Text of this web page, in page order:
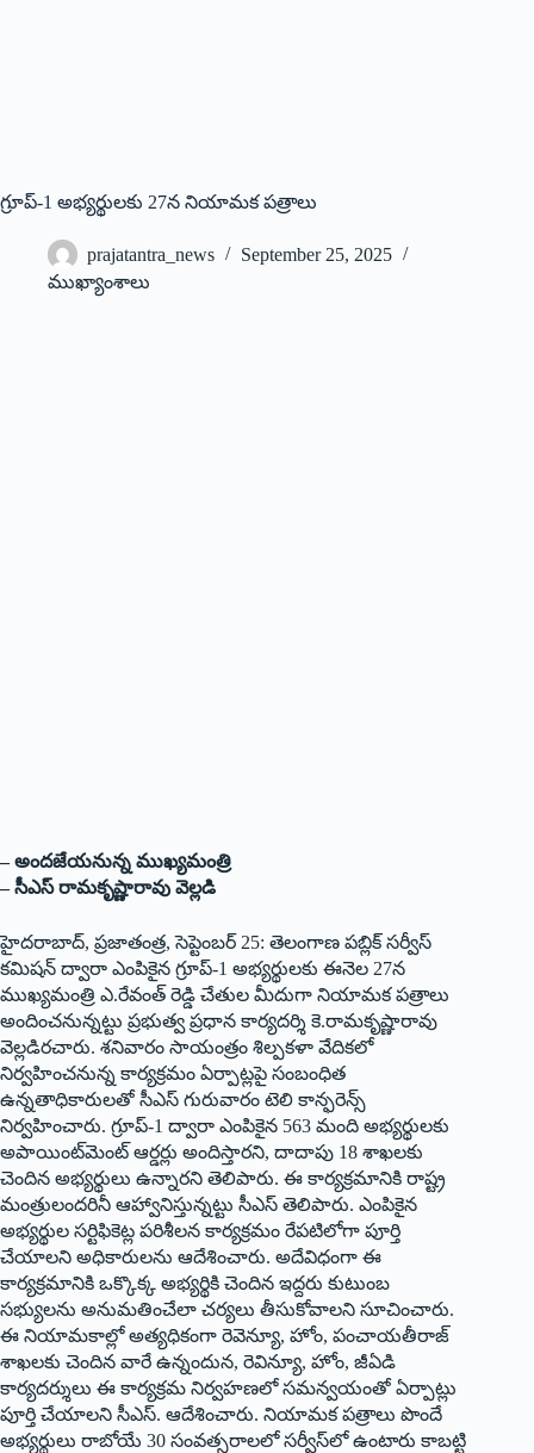
గ్రూప్‌-1 అభ్యర్థులకు 27న నియామక పత్రాలు
prajatantra_news
September 25, 2025
ముఖ్యాంశాలు
– అందజేయనున్న ముఖ్యమంత్రి
– సీఎస్‌ రామకృష్ణారావు వెల్లడి
హైదరాబాద్‌, ప్రజాతంత్ర, సెప్టెంబర్‌ 25: తెలంగాణ పబ్లిక్‌ సర్వీస్‌
కమిషన్‌ ద్వారా ఎంపికైన గ్రూప్‌-1 అభ్యర్థులకు ఈనెల 27న
ముఖ్యమంత్రి ఎ.రేవంత్‌ రెడ్డి చేతుల మీదుగా నియామక పత్రాలు
అందించనున్నట్టు ప్రభుత్వ ప్రధాన కార్యదర్శి కె.రామకృష్ణారావు
వెల్లడిరచారు. శనివారం సాయంత్రం శిల్పకళా వేదికలో
నిర్వహించనున్న కార్యక్రమం ఏర్పాట్లపై సంబంధిత
ఉన్నతాధికారులతో సీఎస్‌ గురువారం టెలి కాన్ఫరెన్స్‌
నిర్వహించారు. గ్రూప్‌-1 ద్వారా ఎంపికైన 563 మంది అభ్యర్థులకు
అపాయింట్‌మెంట్‌ ఆర్డర్లు అందిస్తారని, దాదాపు 18 శాఖలకు
చెందిన అభ్యర్థులు ఉన్నారని తెలిపారు. ఈ కార్యక్రమానికి రాష్ట్ర
మంత్రులందరినీ ఆహ్వానిస్తున్నట్టు సీఎస్‌ తెలిపారు. ఎంపికైన
అభ్యర్థుల సర్టిఫికెట్ల పరిశీలన కార్యక్రమం రేపటిలోగా పూర్తి
చేయాలని అధికారులను ఆదేశించారు. అదేవిధంగా ఈ
కార్యక్రమానికి ఒక్కొక్క అభ్యర్థికి చెందిన ఇద్దరు కుటుంబ
సభ్యులను అనుమతించేలా చర్యలు తీసుకోవాలని సూచించారు.
ఈ నియామకాల్లో అత్యధికంగా రెవెన్యూ, హోం, పంచాయతీరాజ్‌
శాఖలకు చెందిన వారే ఉన్నందున, రెవిన్యూ, హోం, జీఏడి
కార్యదర్శులు ఈ కార్యక్రమ నిర్వహణలో సమన్వయంతో ఏర్పాట్లు
పూర్తి చేయాలని సీఎస్‌. ఆదేశించారు. నియామక పత్రాలు పొందే
అభ్యర్థులు రాబోయే 30 సంవత్సరాలలో సర్వీస్‌లో ఉంటారు కాబట్టి